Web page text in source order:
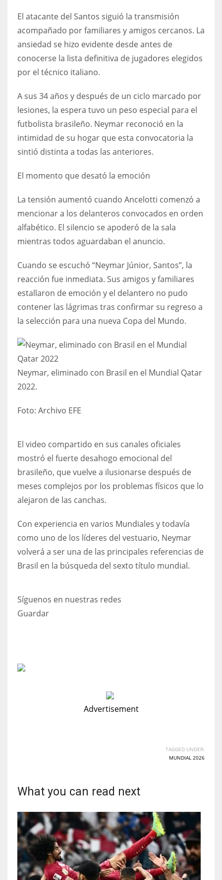
PIT
20
16
OAK
19
MIA
17
22
WSH
26
El atacante del Santos siguió la transmisión
acompañado por familiares y amigos cercanos. La
ansiedad se hizo evidente desde antes de
conocerse la lista definitiva de jugadores elegidos
por el técnico italiano.
A sus 34 años y después de un ciclo marcado por
lesiones, la espera tuvo un peso especial para el
futbolista brasileño. Neymar reconoció en la
intimidad de su hogar que esta convocatoria la
sintió distinta a todas las anteriores.
El momento que desató la emoción
La tensión aumentó cuando Ancelotti comenzó a
mencionar a los delanteros convocados en orden
alfabético. El silencio se apoderó de la sala
mientras todos aguardaban el anuncio.
Cuando se escuchó “Neymar Júnior, Santos”, la
reacción fue inmediata. Sus amigos y familiares
estallaron de emoción y el delantero no pudo
contener las lágrimas tras confirmar su regreso a
la selección para una nueva Copa del Mundo.
Neymar, eliminado con Brasil en el Mundial Qatar
2022.
Foto: Archivo EFE
El video compartido en sus canales oficiales
mostró el fuerte desahogo emocional del
brasileño, que vuelve a ilusionarse después de
meses complejos por los problemas físicos que lo
alejaron de las canchas.
Con experiencia en varios Mundiales y todavía
como uno de los líderes del vestuario, Neymar
volverá a ser una de las principales referencias de
Brasil en la búsqueda del sexto título mundial.
Síguenos en nuestras redes
Guardar
Advertisement
TAGGED UNDER:
MUNDIAL 2026
What you can read next